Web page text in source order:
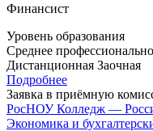
Финансист
Уровень образования
Среднее
Дистанционная Заочная
Подробнее
Заявка в приёмную
РосНОУ Колледж —
Экономика и